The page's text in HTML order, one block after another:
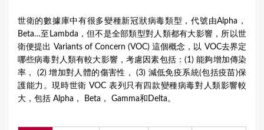
世衛的數據庫中有很多變種新冠狀病毒類型，代號由Alpha，
Beta…至Lambda，但不是全部類型對人類都有大影響，所以世
衛便提出 Variants of Concern (VOC) 這個概念，以 VOC去界定
哪些病毒對人類有較大影響，考慮因素包括：(1) 能夠增加傳染
率， (2) 增加對人體的傷害性， (3) 減低免疫系統(包括疫苗)保
護能力。現時世衛 VOC 表列只有四款變種病毒對人類影響較
大，包括 Alpha， Beta， Gamma和Delta。